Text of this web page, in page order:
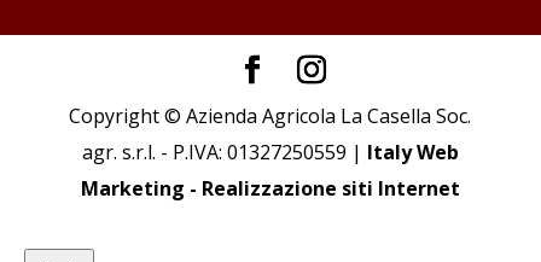
Copyright © Azienda Agricola La Casella Soc.
agr. s.r.l. - P.IVA: 01327250559 | Italy Web
Marketing - Realizzazione siti Internet